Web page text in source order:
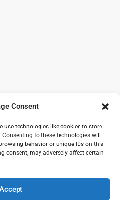
Consent
use technologies like cookies to store
to these technologies will
behavior or unique IDs on this
consent, may adversely affect certain
Accept